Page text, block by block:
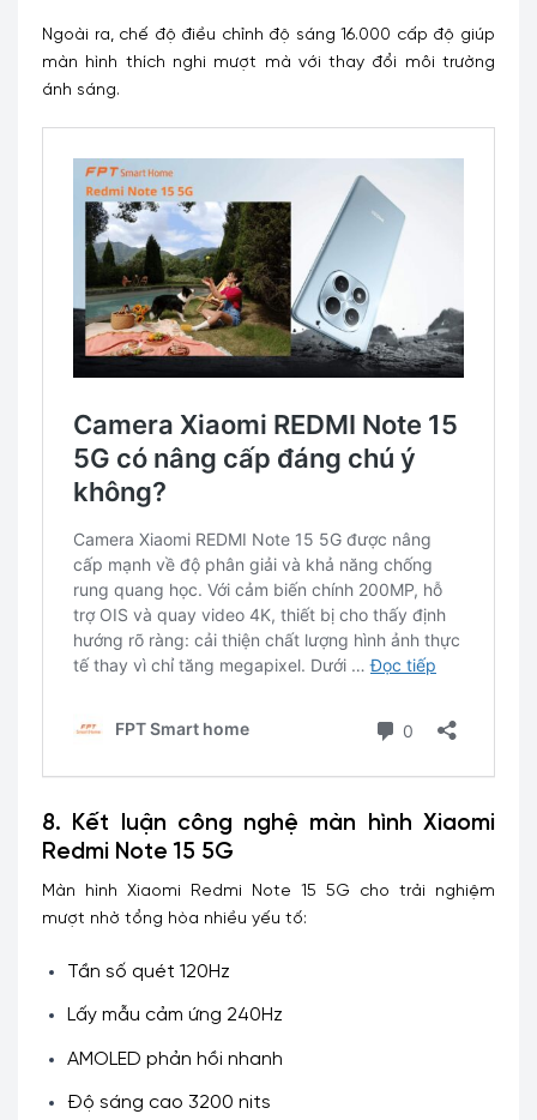
Ngoài ra, chế độ điều chỉnh độ sáng 16.000 cấp độ giúp
màn hình thích nghi mượt mà với thay đổi môi trường
ánh sáng.
8. Kết luận công nghệ màn hình Xiaomi
Redmi Note 15 5G
Màn hình Xiaomi Redmi Note 15 5G cho trải nghiệm
mượt nhờ tổng hòa nhiều yếu tố:
Tần số quét 120Hz
Lấy mẫu cảm ứng 240Hz
AMOLED phản hồi nhanh
Độ sáng cao 3200 nits